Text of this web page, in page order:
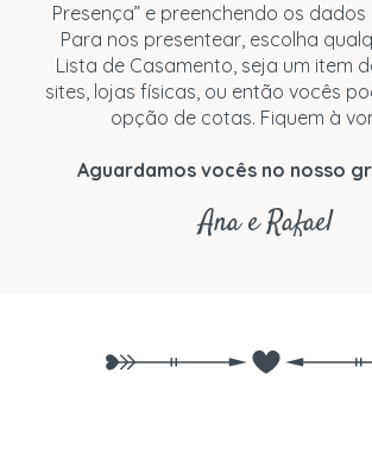
Presença” e preenchendo os dados
Para nos presentear, escolha
Lista de Casamento, seja um item
sites, lojas físicas, ou então vocês
opção de cotas. Fiquem à
Aguardamos vocês no nosso
Ana e Rafael